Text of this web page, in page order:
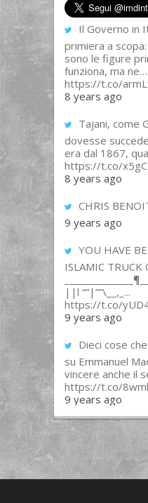
Il Governo in
primiera a
sono le figure
funziona, ma ne…
https://t.co/
8 years ago
Tajani, come
dovesse
era dal 1867,
https://t.co/
8 years ago
CHRIS
9 years ago
YOU HAVE
ISLAMIC TRUCK
||l “”|””\__,_...
https://t.co/
9 years ago
Dieci cose
su Emmanuel
vincere anche il
https://t.co/
9 years ago